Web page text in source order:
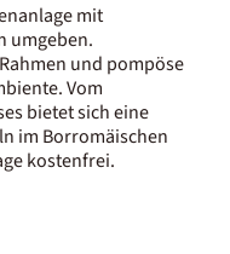
mit
umgeben.
und pompöse
Vom
bietet sich eine
im Borromäischen
kostenfrei.